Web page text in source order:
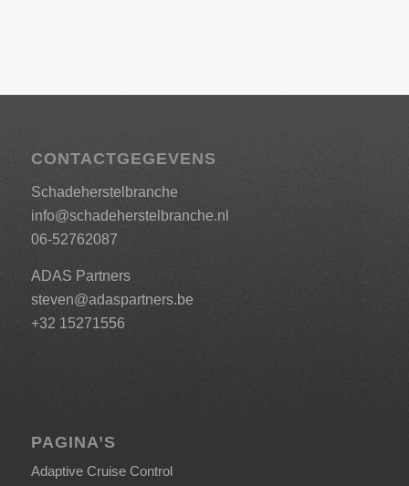
CONTACTGEGEVENS
Schadeherstelbranche
info@schadeherstelbranche.nl
06-52762087
ADAS Partners
steven@adaspartners.be
+32 15271556
PAGINA’S
Adaptive Cruise Control